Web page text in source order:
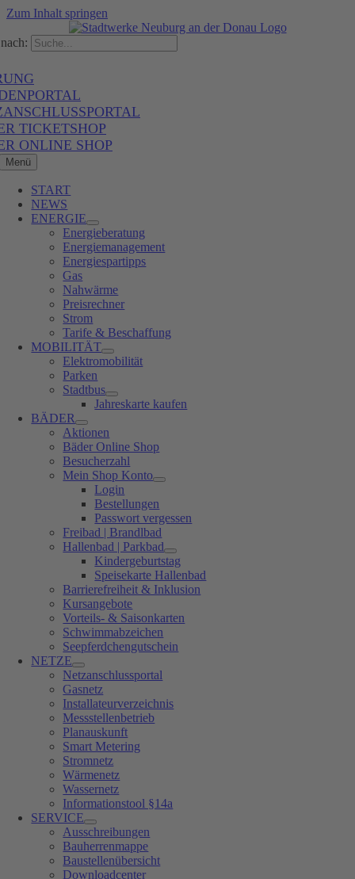
Zum Inhalt springen
TICKETSHOP
ONLINE SHOP
Menü
START
NEWS
ENERGIE
Energieberatung
Energiemanagement
Energiespartipps
Gas
Nahwärme
Preisrechner
Strom
Tarife & Beschaffung
MOBILITÄT
Elektromobilität
Parken
Stadtbus
Jahreskarte kaufen
BÄDER
Aktionen
Bäder Online Shop
Besucherzahl
Mein Shop Konto
Login
Bestellungen
Passwort vergessen
Freibad | Brandlbad
Hallenbad | Parkbad
Kindergeburtstag
Speisekarte Hallenbad
Barrierefreiheit & Inklusion
Kursangebote
Vorteils- & Saisonkarten
Schwimmabzeichen
Seepferdchengutschein
NETZE
Netzanschlussportal
Gasnetz
Installateurverzeichnis
Messstellenbetrieb
Planauskunft
Smart Metering
Stromnetz
Wärmenetz
Wassernetz
Informationstool §14a
SERVICE
Ausschreibungen
Bauherrenmappe
Baustellenübersicht
Downloadcenter